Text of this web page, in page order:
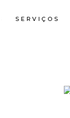
SERVIÇOS